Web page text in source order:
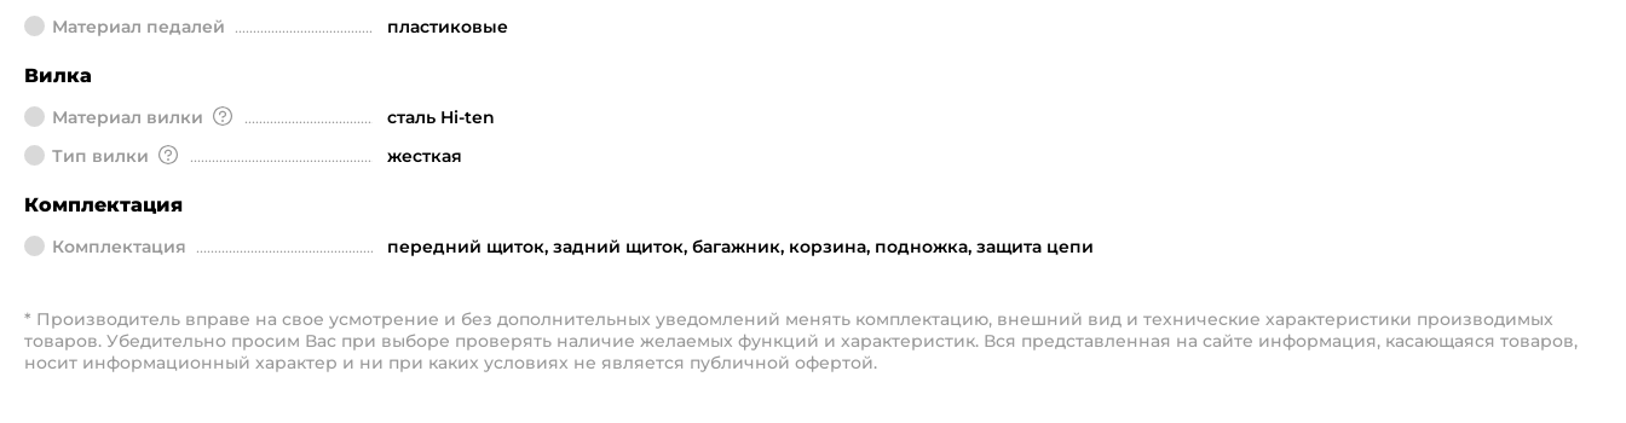
Материал педалей
пластиковые
Вилка
Материал вилки
сталь Hi-ten
Тип вилки
жесткая
Комплектация
Комплектация передний щиток, задний щиток, багажник, корзина, подножка, защита цепи
* Производитель вправе на свое усмотрение и без дополнительных уведомлений менять комплектацию, внешний вид и технические характеристики производимых
товаров. Убедительно просим Вас при выборе проверять наличие желаемых функций и характеристик. Вся представленная на сайте информация, касающаяся товаров,
носит информационный характер и ни при каких условиях не является публичной офертой.